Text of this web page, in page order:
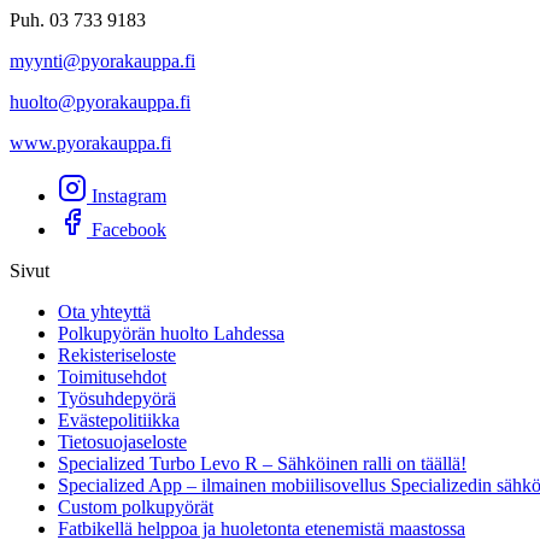
Puh. 03 733 9183
myynti@pyorakauppa.fi
huolto@pyorakauppa.fi
www.pyorakauppa.fi
Instagram
Facebook
Sivut
Ota yhteyttä
Polkupyörän huolto Lahdessa
Rekisteriseloste
Toimitusehdot
Työsuhdepyörä
Evästepolitiikka
Tietosuojaseloste
Specialized Turbo Levo R – Sähköinen ralli on täällä!
Specialized App – ilmainen mobiilisovellus Specializedin
Custom polkupyörät
Fatbikellä helppoa ja huoletonta etenemistä maastossa